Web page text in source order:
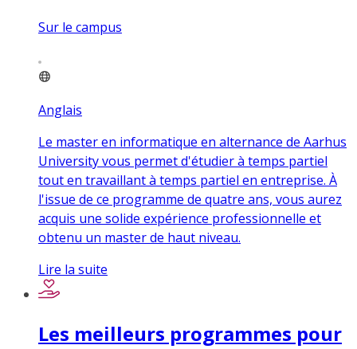
Sur le campus
Anglais
Le master en informatique en alternance de Aarhus
University vous permet d'étudier à temps partiel
tout en travaillant à temps partiel en entreprise. À
l'issue de ce programme de quatre ans, vous aurez
acquis une solide expérience professionnelle et
obtenu un master de haut niveau.
Lire la suite
Les meilleurs programmes pour